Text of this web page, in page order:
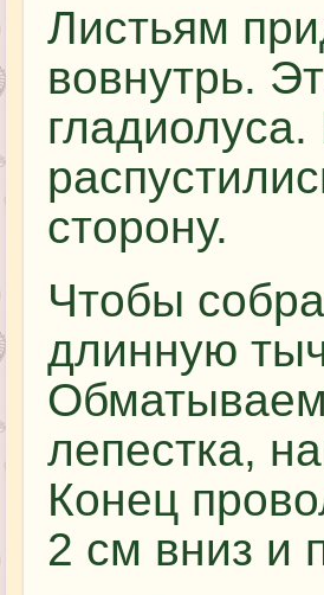
Листьям
вовнутрь.
сторону.
Чтобы
длинную
лепестка,
Конец
2 см вниз и